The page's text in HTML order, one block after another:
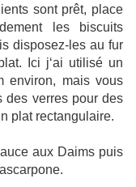
sont prêt, place
les biscuits
disposez-les au fur
Ici j‘ai utilisé un
environ, mais vous
des verres pour des
plat rectangulaire.
aux Daims puis